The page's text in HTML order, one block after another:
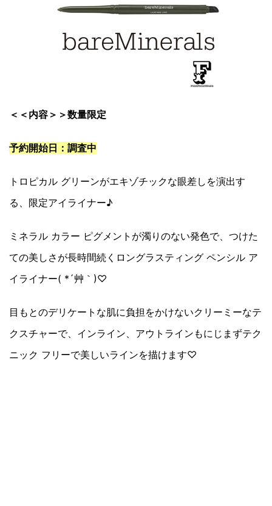
＜＜内容＞＞数量限定
予約開始日：調査中
トロピカル グリーンがエキゾチックな眼差しを演出す
る、限定アイライナー♪
ミネラル カラー ピグメントが濁りのない発色で、つけた
ての美しさが長時間続くロングラスティング ペンシル ア
イライナー( *´艸｀)♡
目もとのデリケートな肌に負担をかけないクリーミーなテ
クスチャーで、インライン、アウトラインもにじまずテク
ニック フリーで美しいラインを描けます♡